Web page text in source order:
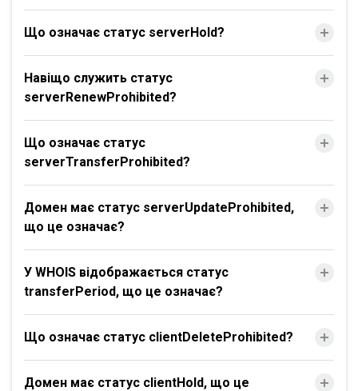
Що означає статус serverHold?
Навіщо служить статус
serverRenewProhibited?
Що означає статус
serverTransferProhibited?
Домен має статус serverUpdateProhibited,
що це означає?
У WHOIS відображається статус
transferPeriod, що це означає?
Що означає статус clientDeleteProhibited?
Домен має статус clientHold, що це